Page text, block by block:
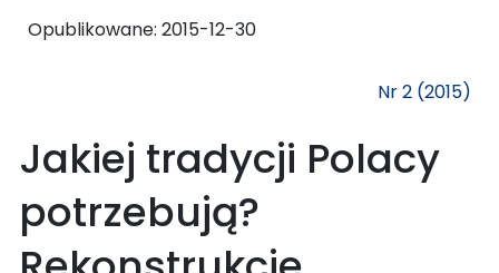
Opublikowane: 2015-12-30
Nr 2 (2015)
Jakiej tradycji Polacy
potrzebują?